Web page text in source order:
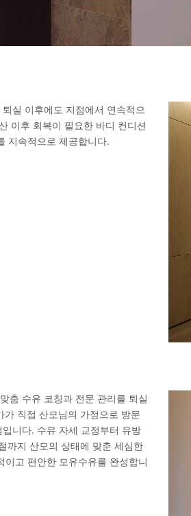
실 이후에도 지점에서 연속적으
이후 회복이 필요한 바디 컨디션
지속적으로 제공합니다.
춤 수유 코칭과 전문 관리를 퇴실
가 직접 산모님의 가정으로 방문
니다. 수유 자세 교정부터 유방
까지 산모의 상태에 맞춘 세심한
이고 편안한 모유수유를 완성합니